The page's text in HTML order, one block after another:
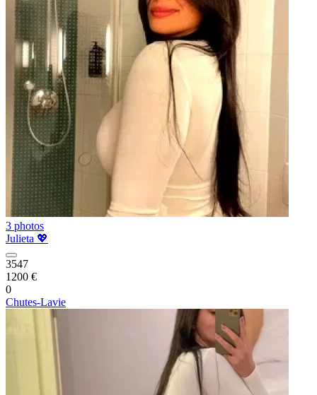
3 photos
Julieta 💖
3547
1200 €
0
Chutes-Lavie